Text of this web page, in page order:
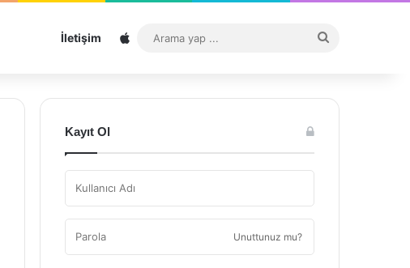
İletişim Sitemap
...
Kayıt Ol
Unuttunuz mu?